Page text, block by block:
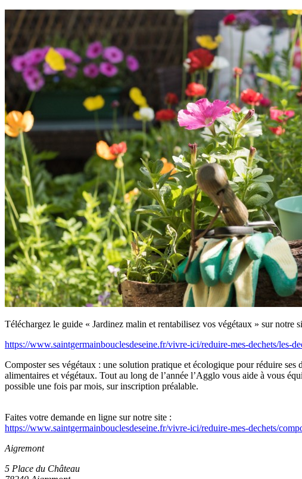
Téléchargez le guide « Jardinez malin et rentabilisez vos végétaux » sur
https://www.saintgermainbouclesdeseine.fr/vivre-ici/reduire-mes-dechets/les-
Composter ses végétaux : une solution pratique et écologique pour réduire ses
alimentaires et végétaux. Tout au long de l’année l’Agglo vous aide à vous
possible une fois par mois, sur inscription préalable.
Faites votre demande en ligne sur notre site :
https://www.saintgermainbouclesdeseine.fr/vivre-ici/reduire-mes-dechets/
Aigremont
5 Place du Château